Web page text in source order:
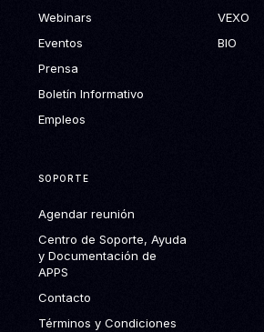
Webinars
Eventos
Prensa
Boletín Informativo
Empleos
VEXO
BIO
SOPORTE
Agendar reunión
Centro de Soporte, Ayuda
y Documentación de
APPS
Contacto
Términos y Condiciones